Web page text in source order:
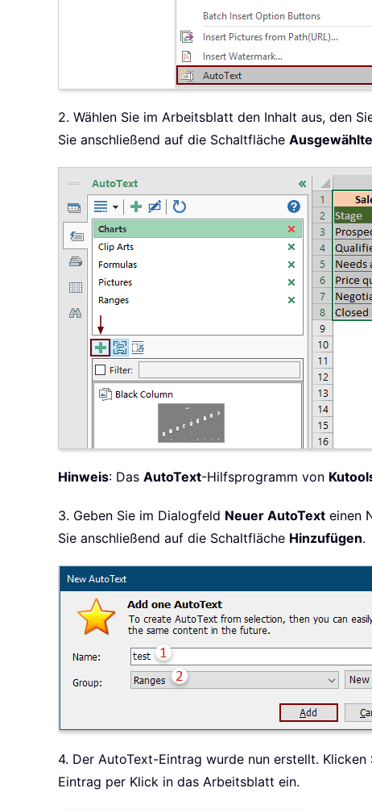
2. Wählen Sie im Arbeitsblatt den Inhalt aus, den
Sie anschließend auf die Schaltfläche
Hinweis: Das AutoText-Hilfsprogramm von
3. Geben Sie im Dialogfeld Neuer AutoText einen
Sie anschließend auf die Schaltfläche Hinzufügen.
4. Der AutoText-Eintrag wurde nun erstellt. Klicken
Eintrag per Klick in das Arbeitsblatt ein.